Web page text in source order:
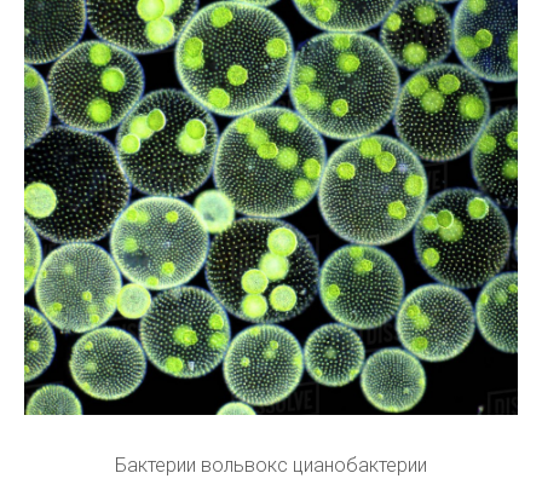
Бактерии вольвокс цианобактерии